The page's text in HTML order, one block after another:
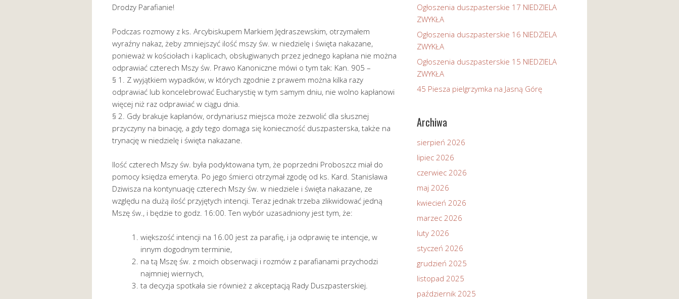
Drodzy Parafianie!
Podczas rozmowy z ks. Arcybiskupem Markiem Jędraszewskim, otrzymałem
wyraźny nakaz, żeby zmniejszyć ilość mszy św. w niedzielę i święta nakazane,
ponieważ w kościołach i kaplicach, obsługiwanych przez jednego kapłana nie można
odprawiać czterech Mszy św. Prawo Kanoniczne mówi o tym tak: Kan. 905 –
§ 1. Z wyjątkiem wypadków, w których zgodnie z prawem można kilka razy
odprawiać lub koncelebrować Eucharystię w tym samym dniu, nie wolno kapłanowi
więcej niż raz odprawiać w ciągu dnia.
§ 2. Gdy brakuje kapłanów, ordynariusz miejsca może zezwolić dla słusznej
przyczyny na binację, a gdy tego domaga się konieczność duszpasterska, także na
trynację w niedzielę i święta nakazane.
Ilość czterech Mszy św. była podyktowana tym, że poprzedni Proboszcz miał do
pomocy księdza emeryta. Po jego śmierci otrzymał zgodę od ks. Kard. Stanisława
Dziwisza na kontynuację czterech Mszy św. w niedziele i święta nakazane, ze
względu na dużą ilość przyjętych intencji. Teraz jednak trzeba zlikwidować jedną
Mszę św., i będzie to godz. 16:00. Ten wybór uzasadniony jest tym, że:
większość intencji na 16.00 jest za parafię, i ja odprawię te intencje, w
innym dogodnym terminie,
na tą Mszę św. z moich obserwacji i rozmów z parafianami przychodzi
najmniej wiernych,
ta decyzja spotkała sie również z akceptacją Rady Duszpasterskiej.
Ogłoszenia duszpasterskie 17 NIEDZIELA
ZWYKŁA
Ogłoszenia duszpasterskie 16 NIEDZIELA
ZWYKŁA
Ogłoszenia duszpasterskie 15 NIEDZIELA
ZWYKŁA
45 Piesza pielgrzymka na Jasną Górę
Archiwa
sierpień 2026
lipiec 2026
czerwiec 2026
maj 2026
kwiecień 2026
marzec 2026
luty 2026
styczeń 2026
grudzień 2025
listopad 2025
październik 2025